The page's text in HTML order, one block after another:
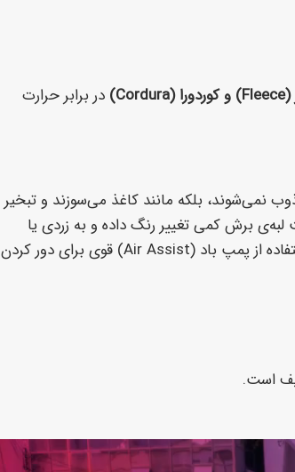
در برابر حرارت
ذوب نمی‌شوند، بلکه مانند کاغذ می‌سوزند و تبخیر
برش کمی تغییر رنگ داده و به زردی یا
قهوه‌ای روشن متمایل شود. این یک اثر طبیعی ناشی از سوختن الیاف سلولزی است و با تنظیم دقیق توان و سرعت، و استفاده از پمپ باد (Air Assist) قوی برای دور کردن
است.